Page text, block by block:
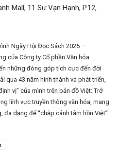
Mall, 11 Sư Vạn Hạnh, P.12,
Ngày Hội Đọc Sách 2025 –
của Công ty Cổ phần Văn hóa
những đóng góp tích cực đến đời
qua 43 năm hình thành và phát triển,
vị” của mình trên bản đồ Việt: Trở
lĩnh vực truyền thông văn hóa, mang
dạng để “chắp cánh tâm hồn Việt”.